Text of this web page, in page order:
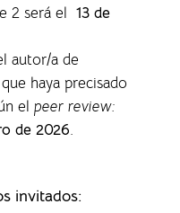
2 será el 13 de
autor/a de
haya precisado
el peer review:
de 2026.
invitados: